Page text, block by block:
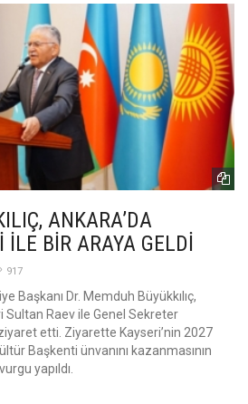
ANKARA’DA
İLE BİR ARAYA GELDİ
917
Başkanı Dr. Memduh Büyükkılıç,
Sultan Raev ile Genel Sekreter
ziyaret etti. Ziyarette Kayseri’nin 2027
Başkenti ünvanını kazanmasının
yapıldı.